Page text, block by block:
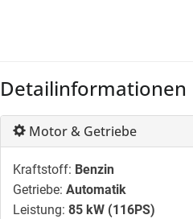
Detailinformationen
Motor & Getriebe
Kraftstoff: Benzin
Getriebe: Automatik
Leistung: 85 kW (116PS)